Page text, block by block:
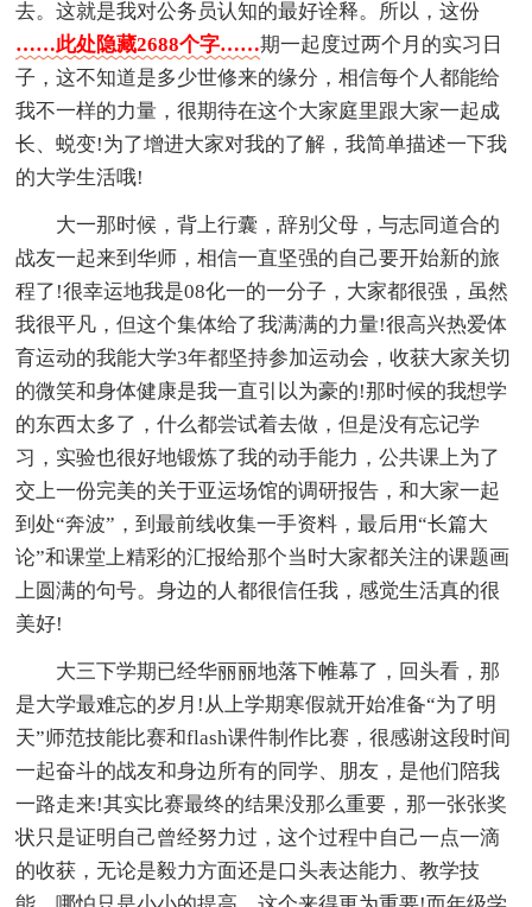
去。这就是我对公务员认知的最好诠释。所以，这份
……此处隐藏2688个字……期一起度过两个月的实习日
子，这不知道是多少世修来的缘分，相信每个人都能给
我不一样的力量，很期待在这个大家庭里跟大家一起成
长、蜕变!为了增进大家对我的了解，我简单描述一下我
的大学生活哦!
大一那时候，背上行囊，辞别父母，与志同道合的
战友一起来到华师，相信一直坚强的自己要开始新的旅
程了!很幸运地我是08化一的一分子，大家都很强，虽然
我很平凡，但这个集体给了我满满的力量!很高兴热爱体
育运动的我能大学3年都坚持参加运动会，收获大家关切
的微笑和身体健康是我一直引以为豪的!那时候的我想学
的东西太多了，什么都尝试着去做，但是没有忘记学
习，实验也很好地锻炼了我的动手能力，公共课上为了
交上一份完美的关于亚运场馆的调研报告，和大家一起
到处“奔波”，到最前线收集一手资料，最后用“长篇大
论”和课堂上精彩的汇报给那个当时大家都关注的课题画
上圆满的句号。身边的人都很信任我，感觉生活真的很
美好!
大三下学期已经华丽丽地落下帷幕了，回头看，那
是大学最难忘的岁月!从上学期寒假就开始准备“为了明
天”师范技能比赛和flash课件制作比赛，很感谢这段时间
一起奋斗的战友和身边所有的同学、朋友，是他们陪我
一路走来!其实比赛最终的结果没那么重要，那一张张奖
状只是证明自己曾经努力过，这个过程中自己一点一滴
的收获，无论是毅力方面还是口头表达能力、教学技